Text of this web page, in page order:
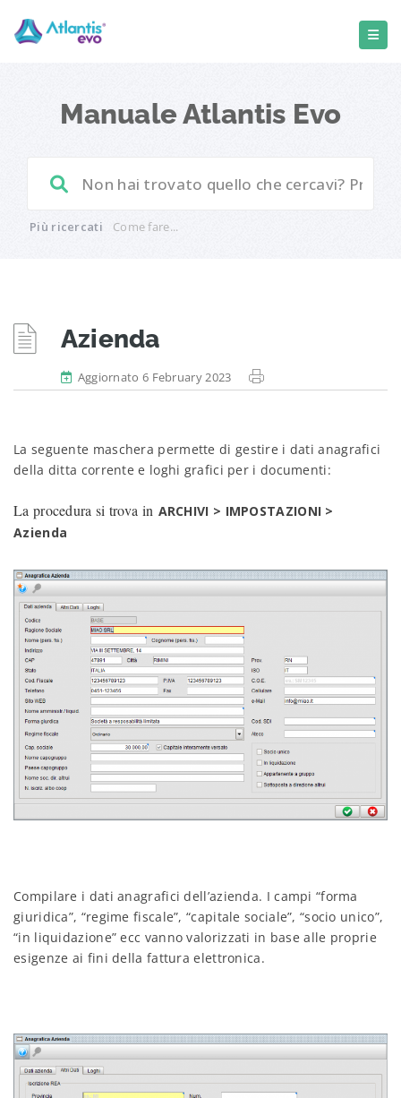
Manuale Atlantis Evo
Più ricercati Come fare...
Azienda
Aggiornato 6 February 2023
La seguente maschera permette di gestire i dati anagrafici
della ditta corrente e loghi grafici per i documenti:
La procedura si trova in ARCHIVI > IMPOSTAZIONI >
Azienda
Compilare i dati anagrafici dell’azienda. I campi “forma
giuridica”, “regime fiscale”, “capitale sociale”, “socio unico”,
“in liquidazione” ecc vanno valorizzati in base alle proprie
esigenze ai fini della fattura elettronica.